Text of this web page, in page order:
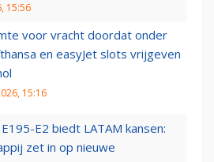
15:56
voor vracht doordat onder
en easyJet slots vrijgeven
15:16
E2 biedt LATAM kansen:
zet in op nieuwe